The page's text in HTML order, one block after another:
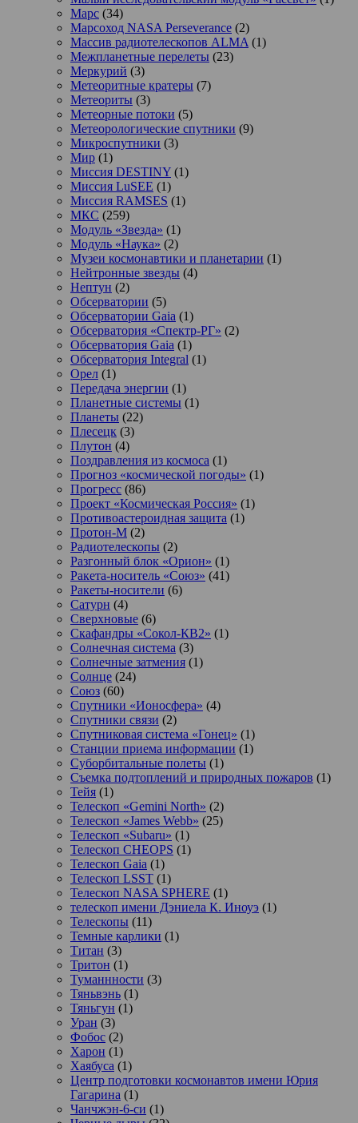
Марс (34)
Марсоход NASA Perseverance (2)
Массив радиотелескопов ALMA (1)
Межпланетные перелеты (23)
Меркурий (3)
Метеоритные кратеры (7)
Метеориты (3)
Метеорные потоки (5)
Метеорологические спутники (9)
Микроспутники (3)
Мир (1)
Миссия DESTINY (1)
Миссия LuSEE (1)
Миссия RAMSES (1)
МКС (259)
Модуль «Звезда» (1)
Модуль «Наука» (2)
Музеи космонавтики и планетарии (1)
Нейтронные звезды (4)
Нептун (2)
Обсерватории (5)
Обсерватории Gaia (1)
Обсерватория «Спектр-РГ» (2)
Обсерватория Gaia (1)
Обсерватория Integral (1)
Орел (1)
Передача энергии (1)
Планетные системы (1)
Планеты (22)
Плесецк (3)
Плутон (4)
Поздравления из космоса (1)
Прогноз «космической погоды» (1)
Прогресс (86)
Проект «Космическая Россия» (1)
Противоастероидная защита (1)
Протон-М (2)
Радиотелескопы (2)
Разгонный блок «Орион» (1)
Ракета-носитель «Союз» (41)
Ракеты-носители (6)
Сатурн (4)
Сверхновые (6)
Скафандры «Сокол-КВ2» (1)
Солнечная система (3)
Солнечные затмения (1)
Солнце (24)
Союз (60)
Спутники «Ионосфера» (4)
Спутники связи (2)
Спутниковая система «Гонец» (1)
Станции приема информации (1)
Суборбитальные полеты (1)
Съемка подтоплений и природных пожаров (1)
Тейя (1)
Телескоп «Gemini North» (2)
Телескоп «James Webb» (25)
Телескоп «Subaru» (1)
Телескоп CHEOPS (1)
Телескоп Gaia (1)
Телескоп LSST (1)
Телескоп NASA SPHERE (1)
телескоп имени Дэниела К. Иноуэ (1)
Телескопы (11)
Темные карлики (1)
Титан (3)
Тритон (1)
Туманнности (3)
Тяньвэнь (1)
Тяньгун (1)
Уран (3)
Фобос (2)
Харон (1)
Хаябуса (1)
Центр подготовки космонавтов имени Юрия
Гагарина (1)
Чанчжэн-6-си (1)